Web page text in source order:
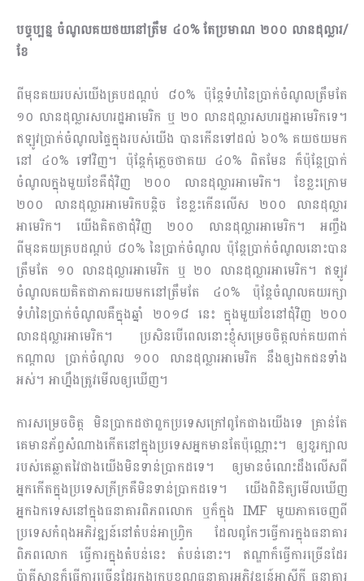
បច្ចុប្បន្ន ចំណូលគយថយនៅត្រឹម ៤០% តែប្រមាណ ២០០ លានដុល្លារ/
ខែ
ពីមុនគយរបស់យើងគ្របដណ្តប់ ៨០% ប៉ុន្តែទំហំនៃប្រាក់ចំណូលត្រឹមតែ
១០ លានដុល្លារសហរដ្ឋអាមេរិក ឬ ២០ លានដុល្លារសហរដ្ឋអាមេរិកទេ។
ឥឡូវប្រាក់ចំណូលផ្ទៃក្នុងរបស់យើង បានកើនទៅដល់ ៦០% គយថយមក
នៅ ៤០% ទៅវិញ។ ប៉ុន្តែកុំភ្លេចថាគយ ៤០% ពិតមែន ក៏ប៉ុន្តែប្រាក់
ចំណូលក្នុងមួយខែគឺជុំវិញ ២០០ លានដុល្លារអាមេរិក។ ខែខ្លះក្រោម
២០០ លានដុល្លារអាមេរិកបន្តិច ខែខ្លះកើនលើស ២០០ លានដុល្លារ
អាមេរិក។ យើងគិតថាជុំវិញ ២០០ លានដុល្លារអាមេរិក។ អញ្ចឹង
ពីមុនគយគ្របដណ្តប់ ៨០% នៃប្រាក់ចំណូល ប៉ុន្តែប្រាក់ចំណូលនោះបាន
ត្រឹមតែ ១០ លានដុល្លារអាមេរិក ឬ ២០ លានដុល្លារអាមេរិក។ ឥឡូវ
ចំណូលគយគិតជាភាគរយមកនៅត្រឹមតែ ៤០% ប៉ុន្តែចំណូលគយរក្សា
ទំហំនៃប្រាក់ចំណូលគឺក្នុងឆ្នាំ ២០១៨ នេះ ក្នុងមួយខែនៅជុំវិញ ២០០
លានដុល្លារអាមេរិក។ ប្រសិនបើពេលនោះខ្ញុំសម្រេចចិត្តលក់គយពាក់
កណ្តាល ប្រាក់ចំណូល ១០០ លានដុល្លារអាមេរិក នឹងឲ្យឯកជនទាំង
អស់។ អាហ្នឹងត្រូវមើលឲ្យឃើញ។
ការសម្រេចចិត្ត មិនប្រាកដថាពួកប្រទេសក្រៅពូកែជាងយើងទេ គ្រាន់តែ
គេមានភ័ព្វសំណាងកើតនៅក្នុងប្រ​ទេសអ្នកមានតែប៉ុណ្ណោះ។ ឲ្យខួរក្បាល
របស់គេឆ្លាតវៃជាងយើងមិនទាន់ប្រាកដទេ។ ឲ្យមានចំណេះដឹងលើសពី
អ្នកកើតក្នុងប្រទេសក្រីក្រគឺមិនទាន់ប្រាកដទេ។ យើងពិនិត្យមើលឃើញ
អ្នកឯកទេសនៅក្នុងធនាគារពិភពលោក ឬក៏ក្នុង IMF មួយភាគចេញពី
ប្រទេសកំពុងអភិវឌ្ឍន៍នៅតំបន់អាហ្រ្វិក ដែលពូកែៗធ្វើការក្នុងធនាគារ
ពិភពលោក ធ្វើការក្នុងតំបន់នេះ តំបន់នោះ។ ឥណ្ឌាក៏ធ្វើការច្រើនដែរ